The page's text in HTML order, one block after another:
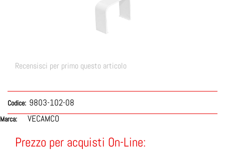
Recensisci per primo questo articolo
Codice: 9803-102-08
Marca: VECAMCO
Prezzo per acquisti On-Line: